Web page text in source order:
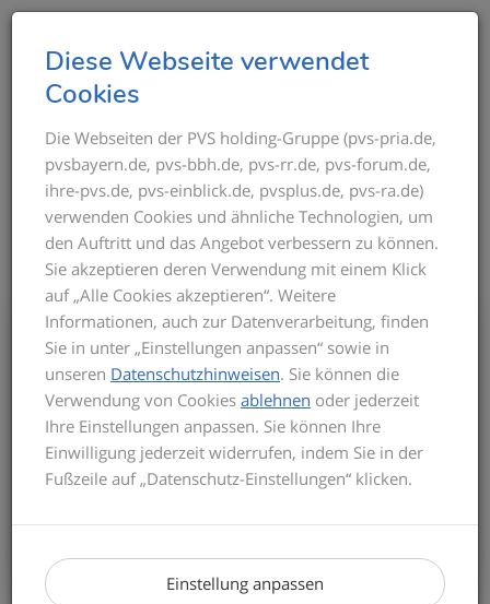
Diese Webseite verwendet
Cookies
Die Webseiten der PVS holding-Gruppe (pvs-pria.de,
pvsbayern.de, pvs-bbh.de, pvs-rr.de, pvs-forum.de,
ihre-pvs.de, pvs-einblick.de, pvsplus.de, pvs-ra.de)
verwenden Cookies und ähnliche Technologien, um
den Auftritt und das Angebot verbessern zu können.
Sie akzeptieren deren Verwendung mit einem Klick
auf „Alle Cookies akzeptieren“. Weitere
Informationen, auch zur Datenverarbeitung, finden
Sie in unter „Einstellungen anpassen“ sowie in
unseren Datenschutzhinweisen. Sie können die
Verwendung von Cookies ablehnen oder jederzeit
Ihre Einstellungen anpassen. Sie können Ihre
Einwilligung jederzeit widerrufen, indem Sie in der
Fußzeile auf „Datenschutz-Einstellungen“ klicken.
Einstellung anpassen
THEMEN IM ÜBERBLICK
Bis zum Inkrafttreten der neuen GOÄ gilt
für die Privatabrechnung die aktuelle
GOÄ-Fassung. Auf dieser basieren die
Seminarinhalte. Zu Beginn des Seminars
informieren wir Sie über den derzeitigen
Stand der neuen GOÄ. Zusätzlich
erhalten Sie einen kurzen Überblick über